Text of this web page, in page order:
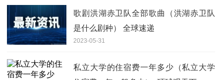
歌剧洪湖赤卫队全部歌曲（洪湖赤卫队
是什么剧种） 全球速递
2023-05-31
私立大学的住宿费一年多少（私立大学